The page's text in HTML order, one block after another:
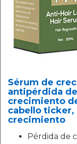
Sérum de
antipérdida
crecimiento
cabello ticker,
crecimiento
Pérdida de